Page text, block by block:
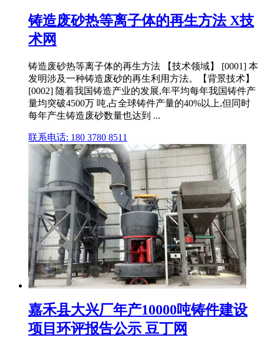
铸造废砂热等离子体的再生方法 X技
术网
铸造废砂热等离子体的再生方法 【技术领域】 [0001] 本
发明涉及一种铸造废砂的再生利用方法。【背景技术】
[0002] 随着我国铸造产业的发展,年平均每年我国铸件产
量均突破4500万 吨,占全球铸件产量的40%以上,但同时
每年产生铸造废砂数量也达到 ...
联系电话: 180 3780 8511
嘉禾县大兴厂年产10000吨铸件建设
项目环评报告公示 豆丁网